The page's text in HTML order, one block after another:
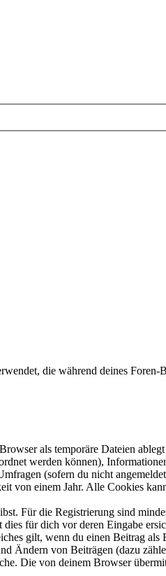
die während deines Foren-
als temporäre Dateien
werden können),
(sofern du nicht
von einem Jahr. Alle Cookies
Für die Registrierung sind
für dich vor deren Eingabe
gilt, wenn du einen Beitrag
Ändern von Beiträgen (dazu
Die von deinem Browser